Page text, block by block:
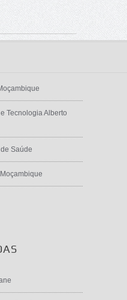
Tecnologia Alberto
Saúde